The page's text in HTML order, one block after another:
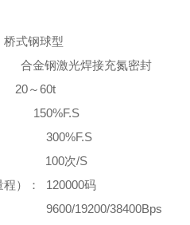
钢球型
金钢激光焊接充氮密封
～60t
150%F.S
300%F.S
： 100次/S
）： 120000码
9600/19200/38400Bps